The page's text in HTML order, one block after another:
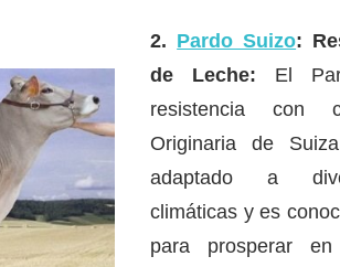
2. Pardo Suizo:
de Leche: El
resistencia con
Originaria de
adaptado a
climáticas y es
para prosperar en